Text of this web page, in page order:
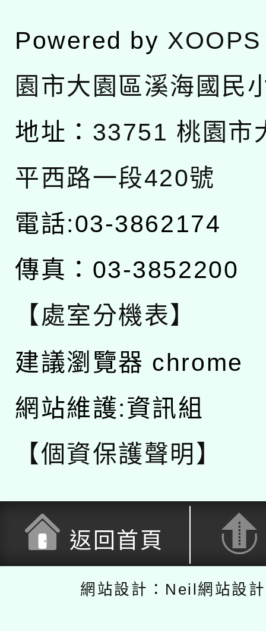
Powered by XOOPS
園市大園區溪海國民
地址： 33751 桃園市
平西路一段420號
電話:03-3862174
傳真：03-3852200
【處室分機表】
建議瀏覽器 chrome
網站維護:資訊組
【個資保護聲明】
返回首頁
網站設計：Neil網站設